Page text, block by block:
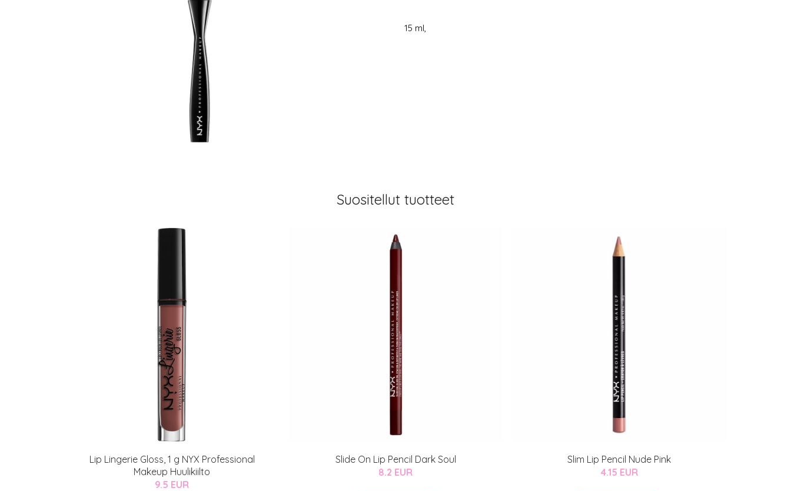
15 ml,
Suositellut tuotteet
Lip Lingerie Gloss, 1 g NYX Professional
Makeup Huulikiilto
9.5 EUR
Slide On Lip Pencil Dark Soul
8.2 EUR
Slim Lip Pencil Nude Pink
4.15 EUR